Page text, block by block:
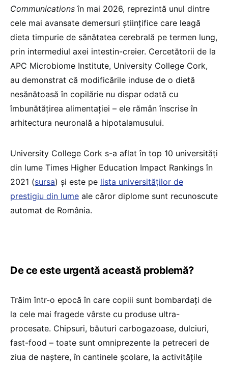
Communications în mai 2026, reprezintă unul dintre
cele mai avansate demersuri științifice care leagă
dieta timpurie de sănătatea cerebrală pe termen lung,
prin intermediul axei intestin-creier. Cercetătorii de la
APC Microbiome Institute, University College Cork,
au demonstrat că modificările induse de o dietă
nesănătoasă în copilărie nu dispar odată cu
îmbunătățirea alimentației – ele rămân înscrise în
arhitectura neuronală a hipotalamusului.
University College Cork s-a aflat în top 10 universități
din lume Times Higher Education Impact Rankings în
2021 (sursa) și este pe lista universităților de
prestigiu din lume ale căror diplome sunt recunoscute
automat de România.
De ce este urgentă această problemă?
Trăim într-o epocă în care copiii sunt bombardați de
la cele mai fragede vârste cu produse ultra-
procesate. Chipsuri, băuturi carbogazoase, dulciuri,
fast-food – toate sunt omniprezente la petreceri de
ziua de naștere, în cantinele școlare, la activitățile